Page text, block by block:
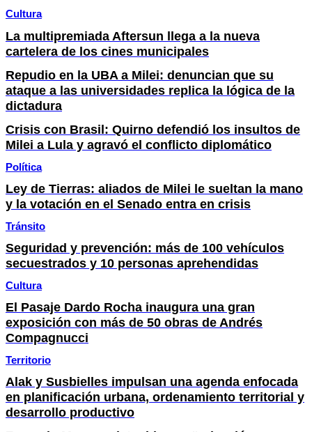
Cultura
La multipremiada Aftersun llega a la nueva
cartelera de los cines municipales
Repudio en la UBA a Milei: denuncian que su
ataque a las universidades replica la lógica de la
dictadura
Crisis con Brasil: Quirno defendió los insultos de
Milei a Lula y agravó el conflicto diplomático
Política
Ley de Tierras: aliados de Milei le sueltan la mano
y la votación en el Senado entra en crisis
Tránsito
Seguridad y prevención: más de 100 vehículos
secuestrados y 10 personas aprehendidas
Cultura
El Pasaje Dardo Rocha inaugura una gran
exposición con más de 50 obras de Andrés
Compagnucci
Territorio
Alak y Susbielles impulsan una agenda enfocada
en planificación urbana, ordenamiento territorial y
desarrollo productivo